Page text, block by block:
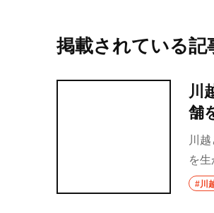
掲載されている記
川
舗
川
を
わっ
#川